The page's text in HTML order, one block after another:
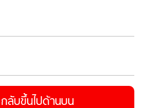
กลับขึ้นไปด้านบน